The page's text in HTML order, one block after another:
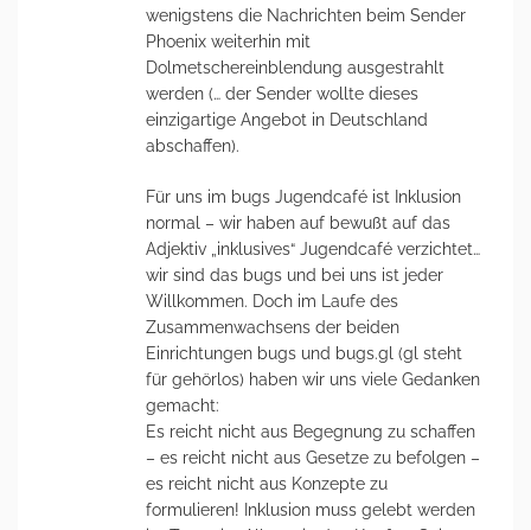
wenigstens die Nachrichten beim Sender
Phoenix weiterhin mit
Dolmetschereinblendung ausgestrahlt
werden (… der Sender wollte dieses
einzigartige Angebot in Deutschland
abschaffen).
Für uns im bugs Jugendcafé ist Inklusion
normal – wir haben auf bewußt auf das
Adjektiv „inklusives“ Jugendcafé verzichtet…
wir sind das bugs und bei uns ist jeder
Willkommen. Doch im Laufe des
Zusammenwachsens der beiden
Einrichtungen bugs und bugs.gl (gl steht
für gehörlos) haben wir uns viele Gedanken
gemacht:
Es reicht nicht aus Begegnung zu schaffen
– es reicht nicht aus Gesetze zu befolgen –
es reicht nicht aus Konzepte zu
formulieren! Inklusion muss gelebt werden